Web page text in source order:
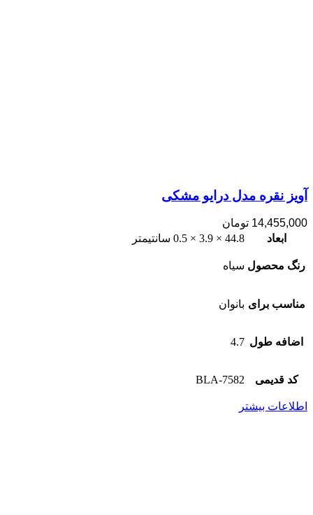
آویز نقره مدل درایو مشکی
14,455,000 تومان
ابعاد
44.8 × 3.9 × 0.5 سانتیمتر
رنگ محصول سیاه
مناسب برای بانوان
اضافه طول 4.7
کد قدیمی 7582-BLA
اطلاعات بیشتر